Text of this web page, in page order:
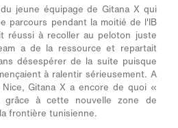
jeune équipage de Gitana X qui
parcours pendant la moitié de l'IB
réussi à recoller au peloton juste
a de la ressource et repartait
désespérer de la suite puisque
à ralentir sérieusement. A
Gitana X a encore de quoi «
grâce à cette nouvelle zone de
frontière tunisienne.